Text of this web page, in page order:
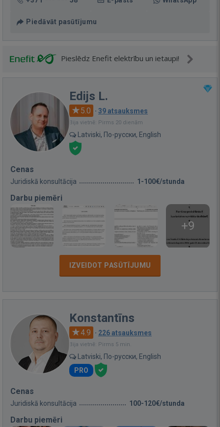
Piedāvāt pasūtījumu
Pieslēdz Enefit elektrību un ietaupi!
Edijs L.
5.0 · 39 atsauksmes
Bija vietnē: Pirms 20 dienām
Latviski, По-русски, English
Cenas
Juridiskā konsultācija 1-100€/stunda
Darbu piemēri
+9
IZVEIDOT PASŪTĪJUMU
Konstantīns
4.9 · 226 atsauksmes
Bija vietnē: Pirms 5 min.
Latviski, По-русски, English
PRO
Cenas
Juridiskā konsultācija 100-120€/stunda
Darbu piemēri